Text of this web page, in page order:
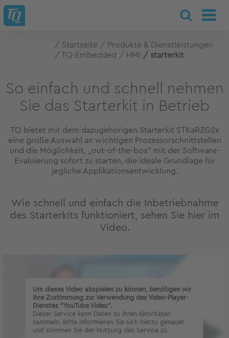
Startseite
Produkte & Dienstleistungen
TQ-Embedded
HMI starterkit
So einfach und schnell nehmen
Sie das Starterkit in Betrieb
TQ bietet mit dem dazugehörigen Starterkit STKaRZG2x
eine große Auswahl an wichtigen Prozessorschnittstellen
und die Möglichkeit, „out-of-the-box“ mit der Software-
Evaluierung sofort zu starten, die ideale Grundlage für
jegliche Applikationsentwicklung.
Wie schnell und einfach die Inbetriebnahme
des Starterkits funktioniert, sehen Sie hier im
Video.
Um dieses Video abspielen zu können, benötigen wir
Ihre Zustimmung zur Verwendung des Video-Player-
Dienstes "YouTube Video".
Dieser Service kann Daten zu Ihren Aktivitäten
sammeln. Bitte informieren Sie sich hierzu genauer
und stimmen Sie der Nutzung des Service zu.